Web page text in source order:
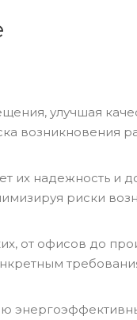
улучшая
возникновения
их надежность и
риски
от офисов до